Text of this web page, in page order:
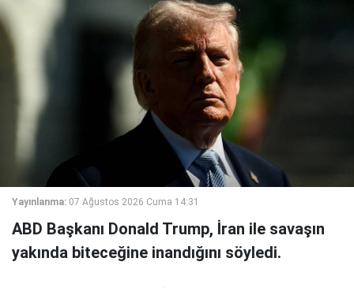
Yayınlanma: 07 Ağustos 2026 Cuma 14:31
ABD Başkanı Donald Trump, İran ile savaşın
yakında biteceğine inandığını söyledi.